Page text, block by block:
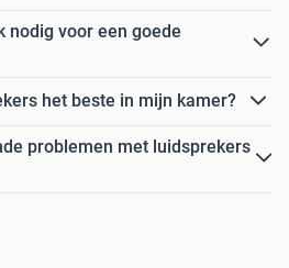
nodig voor een goede
het beste in mijn kamer?
problemen met luidsprekers